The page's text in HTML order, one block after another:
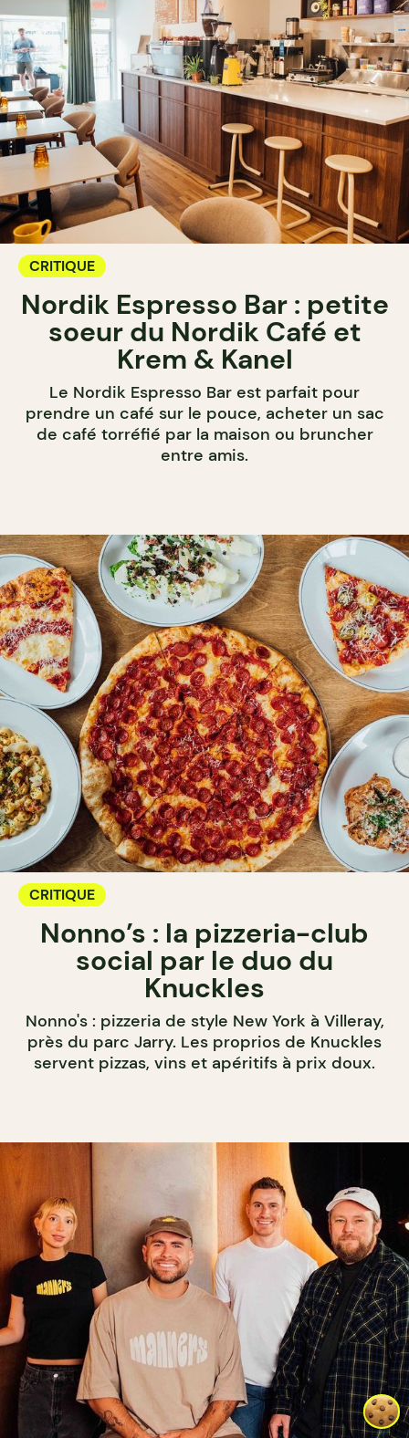
CRITIQUE
Nordik Espresso Bar : petite
soeur du Nordik Café et
Krem & Kanel
Le Nordik Espresso Bar est parfait pour
prendre un café sur le pouce, acheter un sac
de café torréfié par la maison ou bruncher
entre amis.
CRITIQUE
Nonno’s : la pizzeria-club
social par le duo du
Knuckles
Nonno's : pizzeria de style New York à Villeray,
près du parc Jarry. Les proprios de Knuckles
servent pizzas, vins et apéritifs à prix doux.